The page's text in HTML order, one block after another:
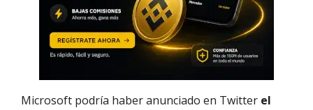
Microsoft podría haber anunciado en Twitter el